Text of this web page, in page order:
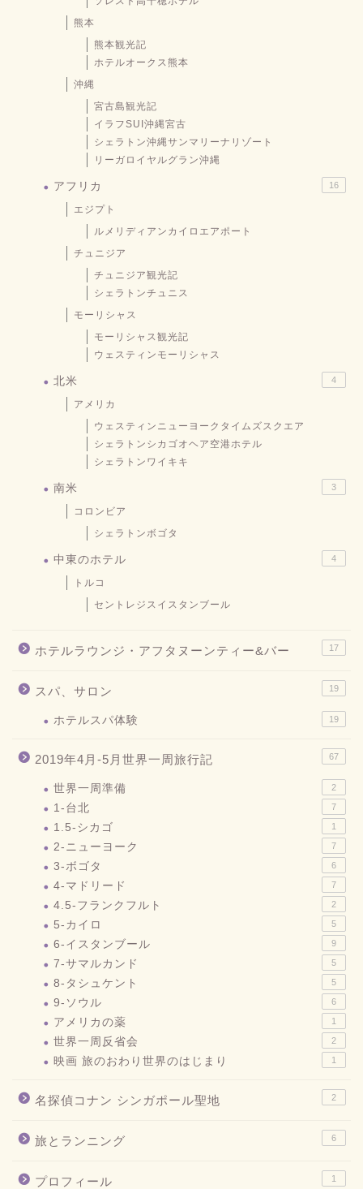
熊本
熊本観光記
ホテルオークス熊本
沖縄
宮古島観光記
イラフSUI沖縄宮古
シェラトン沖縄サンマリーナリゾート
リーガロイヤルグラン沖縄
アフリカ 16
エジプト
ルメリディアンカイロエアポート
チュニジア
チュニジア観光記
シェラトンチュニス
モーリシャス
モーリシャス観光記
ウェスティンモーリシャス
北米 4
アメリカ
ウェスティンニューヨークタイムズスクエア
シェラトンシカゴオヘア空港ホテル
シェラトンワイキキ
南米 3
コロンビア
シェラトンボゴタ
中東のホテル 4
トルコ
セントレジスイスタンブール
ホテルラウンジ・アフタヌーンティー&バー 17
スパ、サロン 19
ホテルスパ体験 19
2019年4月-5月世界一周旅行記 67
世界一周準備 2
1-台北 7
1.5-シカゴ 1
2-ニューヨーク 7
3-ボゴタ 6
4-マドリード 7
4.5-フランクフルト 2
5-カイロ 5
6-イスタンブール 9
7-サマルカンド 5
8-タシュケント 5
9-ソウル 6
アメリカの薬 1
世界一周反省会 2
映画 旅のおわり世界のはじまり 1
名探偵コナン シンガポール聖地 2
旅とランニング 6
プロフィール 1